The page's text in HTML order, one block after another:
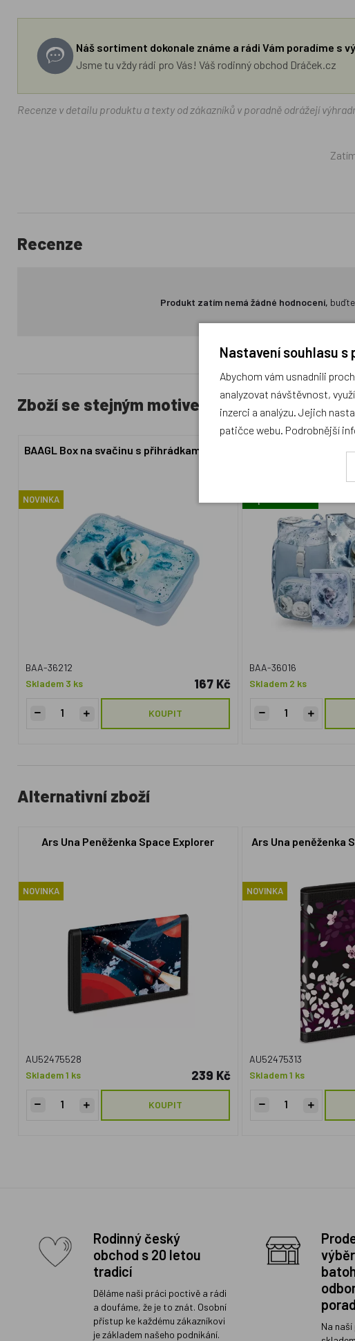
Náš sortiment dokonale známe a rádi Vám poradíme s
Jsme tu vždy rádi pro Vás! Váš rodinný obchod Dráček.cz
Recenze v detailu produktu a texty od zákazníků v poradně odrážejí
Recenze
Produkt zatím nemá žádné hodnocení,
Zboží se stejným motivem
BAAGL Box na svačinu s přihrádkami Polar
NOVINKA
BAA-36212
Skladem 3 ks
167 Kč
KOUPIT
BAAGL SET 5
sáček, zástěra,
BAA-36016
Skladem 2 ks
Alternativní zboží
Ars Una Peněženka Space Explorer
NOVINKA
AU52475528
Skladem 1 ks
239 Kč
KOUPIT
Ars Una peněženka
NOVINKA
AU52475313
Skladem 1 ks
Rodinný český
obchod s 20 letou
tradicí
Děláme naši práci poctivě a rádi
a doufáme, že je to znát. Osobní
přístup ke každému zákazníkovi
je základem našeho podnikání.
Na
Nastavení souhlasu s
Abychom vám usnadnili
analyzovat návštěvnost,
inzerci a analýzu. Jejich
patičce webu. Podrobnější